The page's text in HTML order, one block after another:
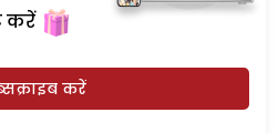
करें
करें